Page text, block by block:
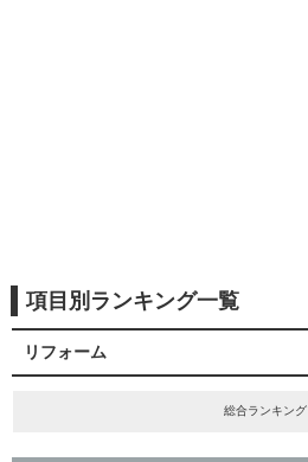
項目別ランキング一覧
リフォーム
総合ランキング